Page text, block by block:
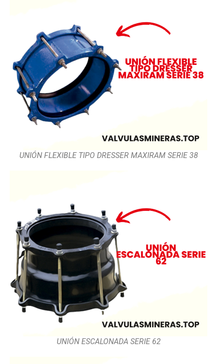
UNIÓN FLEXIBLE TIPO DRESSER MAXIRAM SERIE 38
UNIÓN ESCALONADA SERIE 62